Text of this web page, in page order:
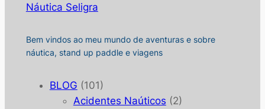
Náutica Seligra
Bem vindos ao meu mundo de aventuras e sobre
náutica, stand up paddle e viagens
BLOG (101)
Acidentes Naúticos (2)